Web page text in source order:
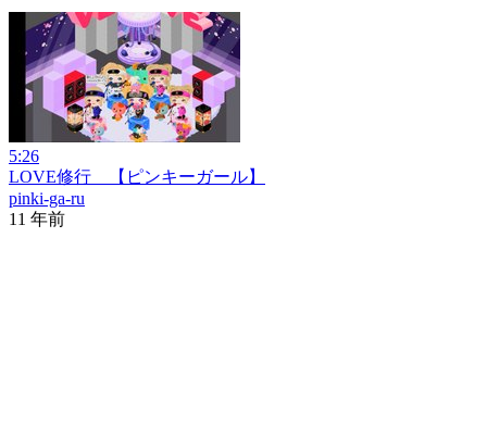
5:26
LOVE修行 【ピンキーガール】
pinki-ga-ru
11 年前